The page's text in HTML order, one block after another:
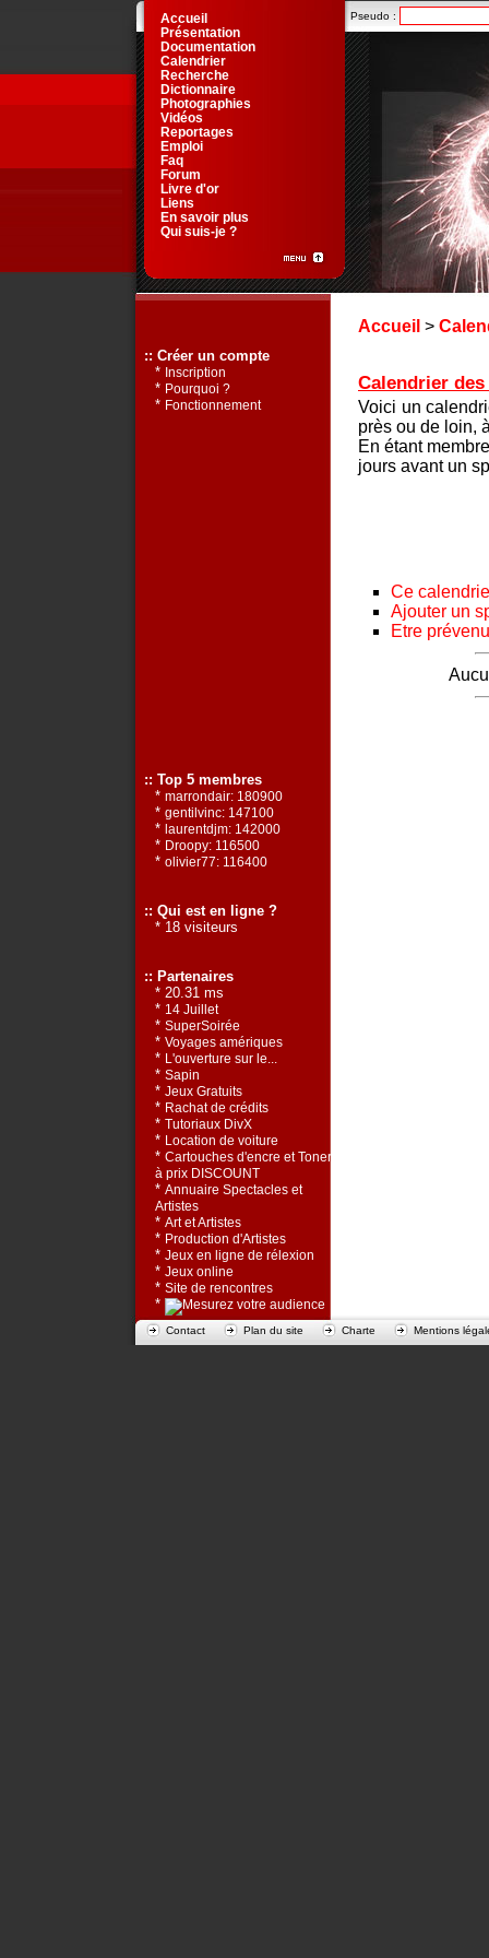
Accueil >
Calendrier
Voici un
près ou de loin,
En étant
jours avant un
Ce
Ajouter un
Etre
Pseudo :
Accueil
Présentation
Documentation
Calendrier
Recherche
Dictionnaire
Photographies
Vidéos
Reportages
Emploi
Faq
Forum
Livre d'or
Liens
En savoir plus
Qui suis-je ?
:: Créer un compte
* Inscription
* Pourquoi ?
* Fonctionnement
:: Top 5 membres
* marrondair: 180900
* gentilvinc: 147100
* laurentdjm: 142000
* Droopy: 116500
* olivier77: 116400
:: Qui est en ligne ?
* 18 visiteurs
:: Partenaires
* 20.31 ms
* 14 Juillet
* SuperSoirée
* Voyages amériques
* L'ouverture sur le...
* Sapin
* Jeux Gratuits
* Rachat de crédits
* Tutoriaux DivX
* Location de voiture
* Cartouches d'encre et Toners
à prix DISCOUNT
* Annuaire Spectacles et
Artistes
* Art et Artistes
* Production d'Artistes
* Jeux en ligne de rélexion
* Jeux online
* Site de rencontres
*
Contact Plan du site Charte Mentions